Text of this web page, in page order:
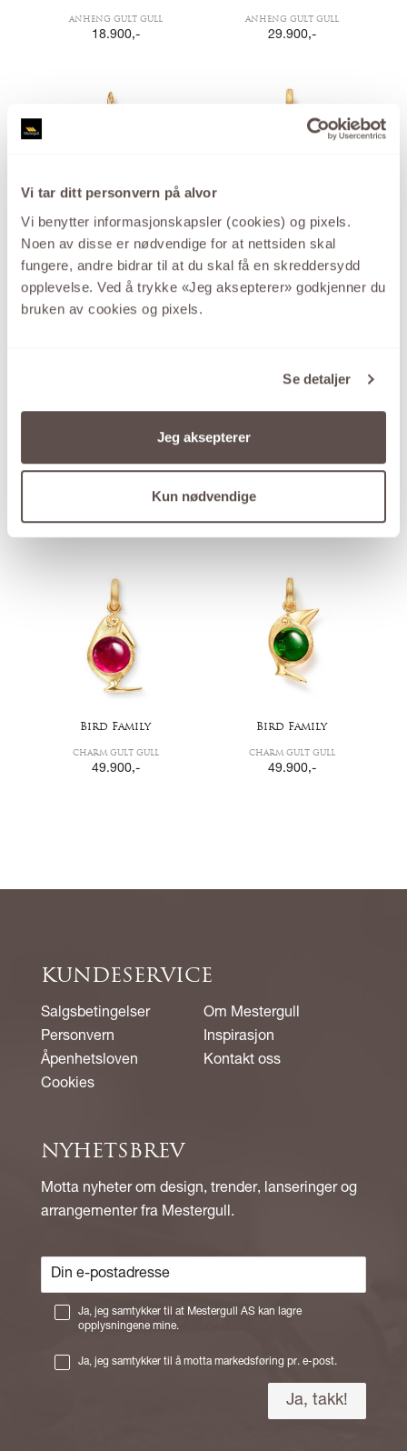
Vi tar ditt personvern på alvor
Vi benytter informasjonskapsler (cookies) og pixels.
Noen av disse er nødvendige for at nettsiden skal
fungere, andre bidrar til at du skal få en skreddersydd
opplevelse. Ved å trykke «Jeg aksepterer» godkjenner du
bruken av cookies og pixels.
Se detaljer
Jeg aksepterer
Kun nødvendige
ANHENG GULT GULL
18.900,-
ANHENG GULT GULL
29.900,-
Bird Family
ANHENG GULT GULL
48.900 ,-
Bird Family
CHARM GULT GULL
31.900,- 20.200,-
Bird Family
CHARM GULT GULL
49.900,-
Bird Family
CHARM GULT GULL
49.900,-
KUNDESERVICE
Salgsbetingelser
Personvern
Åpenhetsloven
Cookies
Om Mestergull
Inspirasjon
Kontakt oss
NYHETSBREV
Motta nyheter om design, trender, lanseringer og
arrangementer fra Mestergull.
Ja, jeg samtykker til at Mestergull AS kan lagre
opplysningene mine.
Ja, jeg samtykker til å motta markedsføring pr. e-post.